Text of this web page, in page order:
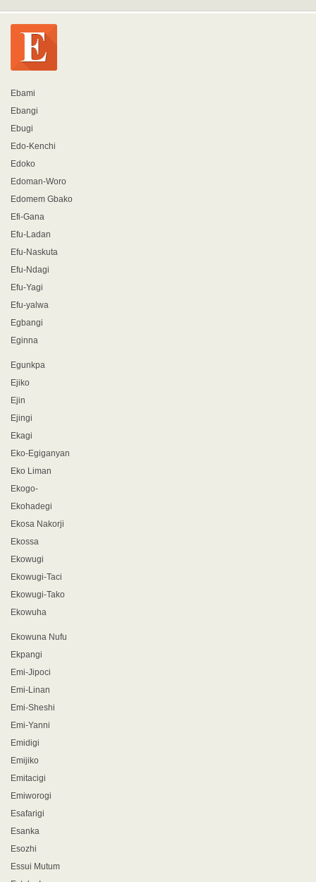
Ebami
Ebangi
Ebugi
Edo-Kenchi
Edoko
Edoman-Woro
Edomem Gbako
Efi-Gana
Efu-Ladan
Efu-Naskuta
Efu-Ndagi
Efu-Yagi
Efu-yalwa
Egbangi
Eginna
Egunkpa
Ejiko
Ejin
Ejingi
Ekagi
Eko-Egiganyan
Eko Liman
Ekogo-
Ekohadegi
Ekosa Nakorji
Ekossa
Ekowugi
Ekowugi-Taci
Ekowugi-Tako
Ekowuha
Ekowuna Nufu
Ekpangi
Emi-Jipoci
Emi-Linan
Emi-Sheshi
Emi-Yanni
Emidigi
Emijiko
Emitacigi
Emiworogi
Esafarigi
Esanka
Esozhi
Essui Mutum